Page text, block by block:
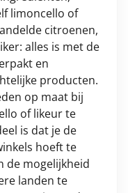
limoncello of
citroenen,
alles is met de
en
producten.
op maat bij
of likeur te
is dat je de
hoeft te
de mogelijkheid
landen te